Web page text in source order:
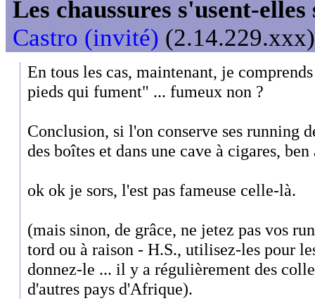
Les chaussures s'usent-
Castro (invité)
En tous les cas, maintenant, je
pieds qui fument" ... fumeux non ?
Conclusion, si l'on conserve ses running
des boîtes et dans une cave à cigares,
ok ok je sors, l'est pas fameuse celle-là.
(mais sinon, de grâce, ne jetez pas vos
tord ou à raison - H.S., utilisez-les pour
donnez-le ... il y a régulièrement des
d'autres pays d'Afrique).